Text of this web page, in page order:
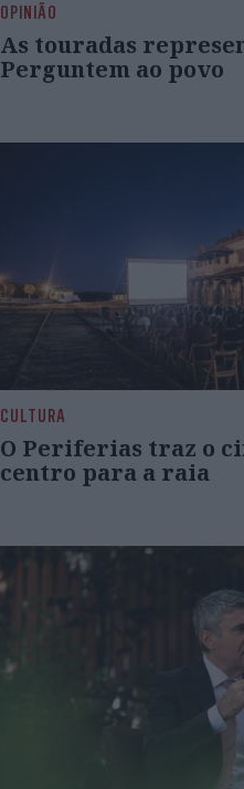
OPINIÃO
As touradas
Perguntem ao povo
CULTURA
O Periferias traz o
centro para a raia